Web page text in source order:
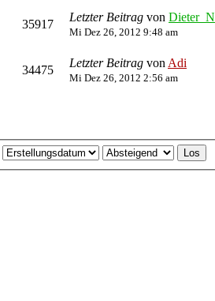
35917
Letzter Beitrag von Dieter_N
Mi Dez 26, 2012 9:48 am
34475
Letzter Beitrag von Adi
Mi Dez 26, 2012 2:56 am